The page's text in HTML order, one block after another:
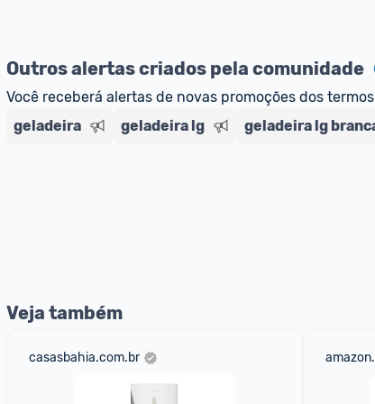
Outros alertas criados pela comunidade
Você receberá alertas de novas promoções dos
geladeira
geladeira lg geladeira lg
Veja também
casasbahia.com.br